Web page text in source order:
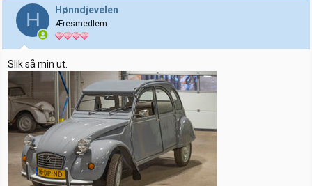
j
o
e
r
:
H Hønndjevelen
Æresmedlem
Slik så min ut.